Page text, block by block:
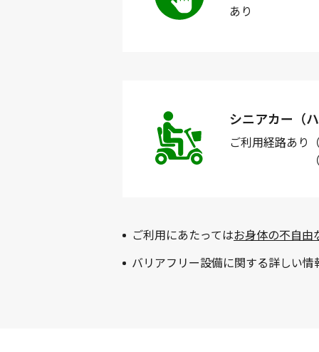
あり
シニアカー（
ご利用経路あり
ご利用にあたってはお身体の不自由
バリアフリー設備に関する詳しい情